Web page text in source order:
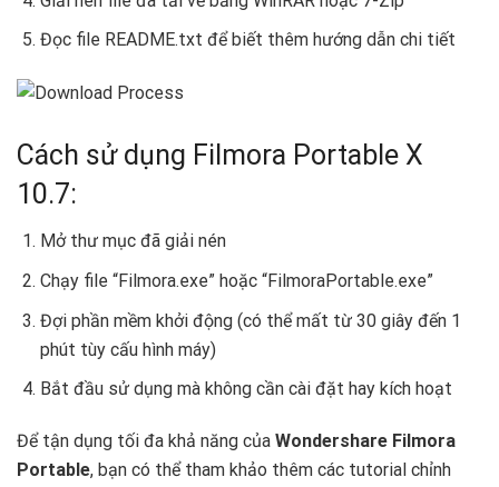
Đọc file README.txt để biết thêm hướng dẫn chi tiết
Cách sử dụng Filmora Portable X
10.7:
Mở thư mục đã giải nén
Chạy file “Filmora.exe” hoặc “FilmoraPortable.exe”
Đợi phần mềm khởi động (có thể mất từ 30 giây đến 1
phút tùy cấu hình máy)
Bắt đầu sử dụng mà không cần cài đặt hay kích hoạt
Để tận dụng tối đa khả năng của Wondershare Filmora
Portable, bạn có thể tham khảo thêm các tutorial chỉnh